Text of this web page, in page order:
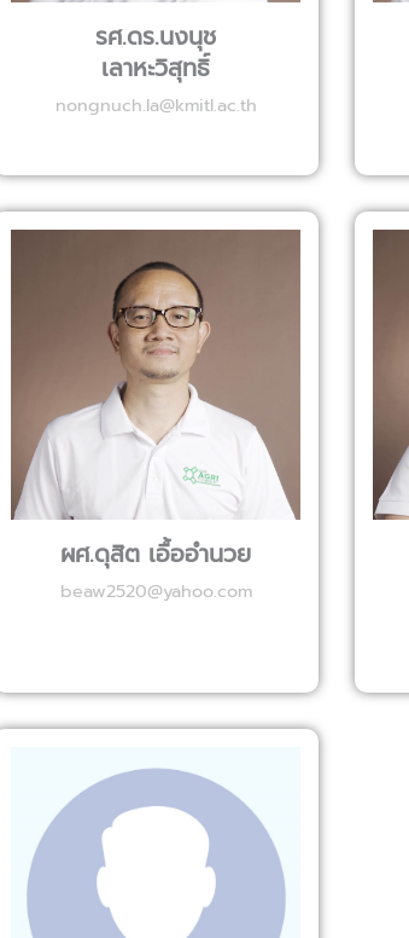
รศ.ดร.นงนุช
เลาหะวิสุทธิ์
nongnuch.la@kmitl.ac.th
ผศ.ดุสิต เอื้ออำนวย
beaw2520@yahoo.com